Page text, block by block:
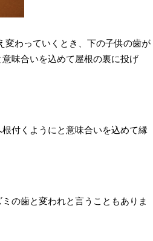
変わっていくとき、下の子供の歯が
味合いを込めて屋根の裏に投げ
付くようにと意味合いを込めて縁
の歯と変われと言うこともありま